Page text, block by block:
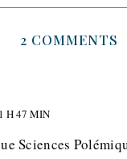
2 COMMENTS
H 47 MIN
Sciences